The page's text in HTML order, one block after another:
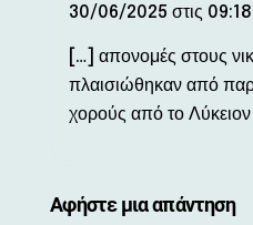
30/06/2025 στις 09:18
[…] απονομές στους
πλαισιώθηκαν από
χορούς από το
Αφήστε μια απάντηση